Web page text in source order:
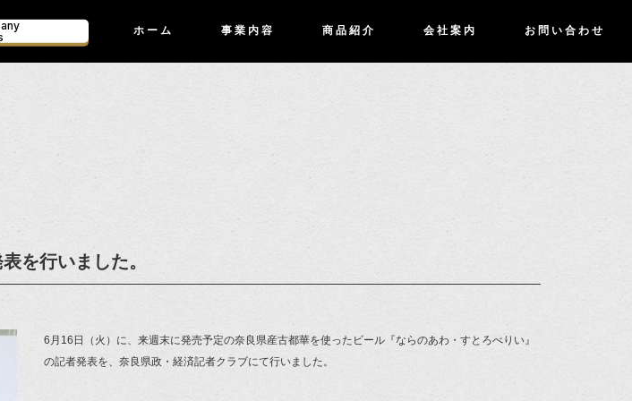
ホーム 事業内容 商品紹介 会社案内 お問い合わせ
を行いました。
6月16日（火）に、来週末に発売予定の奈良県産古都華を使ったビール『ならのあわ・すとろべりい』
の記者発表を、奈良県政・経済記者クラブにて行いました。